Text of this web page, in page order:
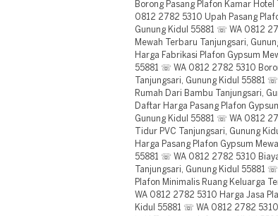
Borong Pasang Plafon Kamar
0812 2782 5310 Upah Pasang
Gunung Kidul 55881 ☏ WA 0812
Mewah Terbaru Tanjungsari,
Harga Fabrikasi Plafon Gypsum
55881 ☏ WA 0812 2782 5310
Tanjungsari, Gunung Kidul 55881
Rumah Dari Bambu Tanjungsari,
Daftar Harga Pasang Plafon
Gunung Kidul 55881 ☏ WA 0812
Tidur PVC Tanjungsari, Gunung
Harga Pasang Plafon Gypsum
55881 ☏ WA 0812 2782 5310
Tanjungsari, Gunung Kidul 55881
Plafon Minimalis Ruang Keluarga
WA 0812 2782 5310 Harga Jasa
Kidul 55881 ☏ WA 0812 2782